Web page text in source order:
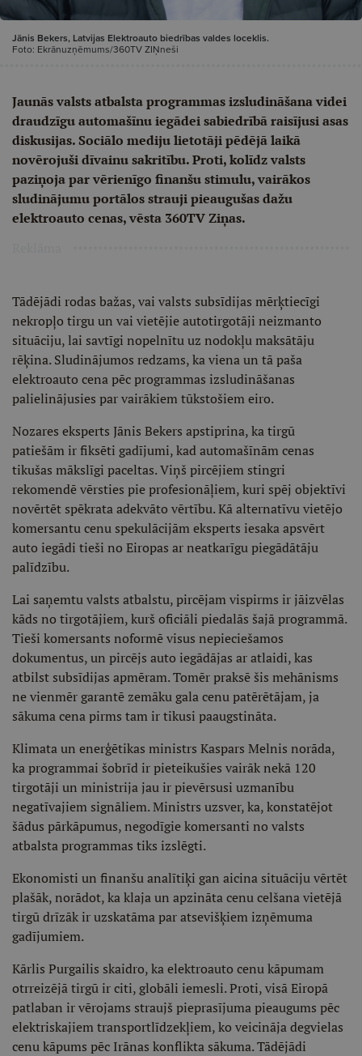
Jānis Bekers, Latvijas Elektroauto biedrības valdes loceklis.
Foto: Ekrānuzņēmums/360TV ZIŅneši
Jaunās valsts atbalsta programmas izsludināšana videi
draudzīgu automašīnu iegādei sabiedrībā raisījusi asas
diskusijas. Sociālo mediju lietotāji pēdējā laikā
novērojuši dīvainu sakritību. Proti, kolīdz valsts
paziņoja par vērienīgo finanšu stimulu, vairākos
sludinājumu portālos strauji pieaugušas dažu
elektroauto cenas, vēsta 360TV Ziņas.
Tādējādi rodas bažas, vai valsts subsīdijas mērķtiecīgi
nekropļo tirgu un vai vietējie autotirgotāji neizmanto
situāciju, lai savtīgi nopelnītu uz nodokļu maksātāju
rēķina. Sludinājumos redzams, ka viena un tā paša
elektroauto cena pēc programmas izsludināšanas
palielinājusies par vairākiem tūkstošiem eiro.
Nozares eksperts Jānis Bekers apstiprina, ka tirgū
patiešām ir fiksēti gadījumi, kad automašīnām cenas
tikušas mākslīgi paceltas. Viņš pircējiem stingri
rekomendē vērsties pie profesionāļiem, kuri spēj objektīvi
novērtēt spēkrata adekvāto vērtību. Kā alternatīvu vietējo
komersantu cenu spekulācijām eksperts iesaka apsvērt
auto iegādi tieši no Eiropas ar neatkarīgu piegādātāju
palīdzību.
Lai saņemtu valsts atbalstu, pircējam vispirms ir jāizvēlas
kāds no tirgotājiem, kurš oficiāli piedalās šajā programmā.
Tieši komersants noformē visus nepieciešamos
dokumentus, un pircējs auto iegādājas ar atlaidi, kas
atbilst subsīdijas apmēram. Tomēr praksē šis mehānisms
ne vienmēr garantē zemāku gala cenu patērētājam, ja
sākuma cena pirms tam ir tikusi paaugstināta.
Klimata un enerģētikas ministrs Kaspars Melnis norāda,
ka programmai šobrīd ir pieteikušies vairāk nekā 120
tirgotāji un ministrija jau ir pievērsusi uzmanību
negatīvajiem signāliem. Ministrs uzsver, ka, konstatējot
šādus pārkāpumus, negodīgie komersanti no valsts
atbalsta programmas tiks izslēgti.
Ekonomisti un finanšu analītiķi gan aicina situāciju vērtēt
plašāk, norādot, ka klaja un apzināta cenu celšana vietējā
tirgū drīzāk ir uzskatāma par atsevišķiem izņēmuma
gadījumiem.
Kārlis Purgailis skaidro, ka elektroauto cenu kāpumam
otrreizējā tirgū ir citi, globāli iemesli. Proti, visā Eiropā
patlaban ir vērojams straujš pieprasījuma pieaugums pēc
elektriskajiem transportlīdzekļiem, ko veicināja degvielas
cenu kāpums pēc Irānas konflikta sākuma. Tādējādi